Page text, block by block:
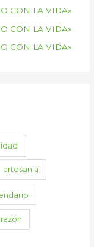
CON LA VIDA»
CON LA VIDA»
CON LA VIDA»
artesania